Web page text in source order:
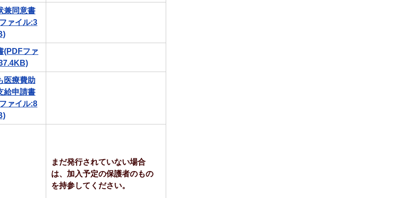
兼同意書
ァイル:3
(PDFファ
医療費助
給申請書
ァイル:8
まだ発行されていない場合
は、加入予定の保護者のもの
を持参してください。